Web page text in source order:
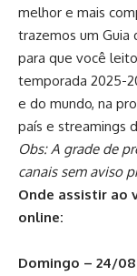
melhor e mais
trazemos um Guia
para que você
temporada 2025-
e do mundo, na
país e streamings
Obs: A grade de
canais sem aviso
Onde assistir ao
online:
Domingo – 24/08